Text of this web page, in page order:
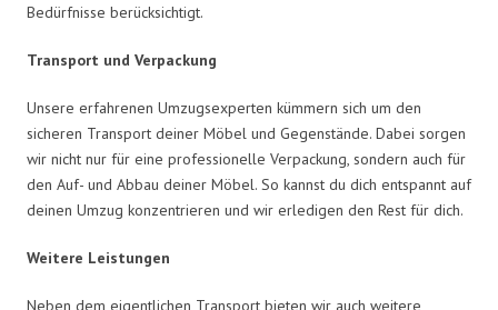
Bedürfnisse berücksichtigt.
Transport und Verpackung
Unsere erfahrenen Umzugsexperten kümmern sich um den
sicheren Transport deiner Möbel und Gegenstände. Dabei sorgen
wir nicht nur für eine professionelle Verpackung, sondern auch für
den Auf- und Abbau deiner Möbel. So kannst du dich entspannt auf
deinen Umzug konzentrieren und wir erledigen den Rest für dich.
Weitere Leistungen
Neben dem eigentlichen Transport bieten wir auch weitere